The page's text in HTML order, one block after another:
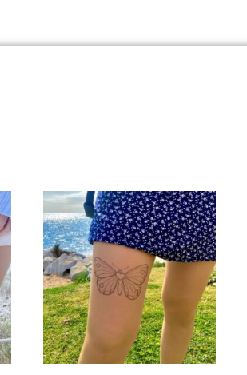
ver contenido y
ofertas
personalizados.